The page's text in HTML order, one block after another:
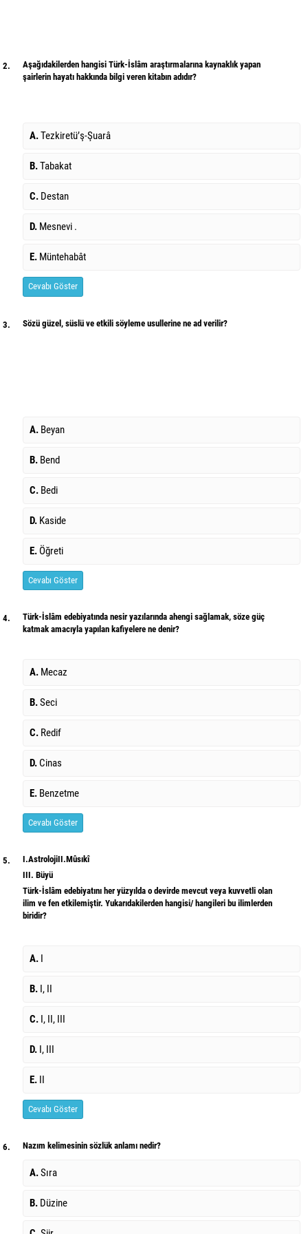
2.
Aşağıdakilerden hangisi Türk-İslâm araştırmalarına kaynaklık yapan
şairlerin hayatı hakkında bilgi veren kitabın adıdır?
A.Tezkiretü’ş-Şuarâ
B.Tabakat
C. Destan
D. Mesnevi .
E. Müntehabât
Cevabı Göster
3. Sözü güzel, süslü ve etkili söyleme usullerine ne ad verilir?
A. Beyan
B. Bend
C. Bedi
D. Kaside
E. Öğreti
Cevabı Göster
4.
Türk-İslâm edebiyatında nesir yazılarında ahengi sağlamak, söze güç
katmak amacıyla yapılan kafiyelere ne denir?
A. Mecaz
B.Seci
C. Redif
D.Cinas
E. Benzetme
Cevabı Göster
5.
I.AstrolojiII.Mûsıkî
III. Büyü
Türk-İslâm edebiyatını her yüzyılda o devirde mevcut veya kuvvetli olan
ilim ve fen etkilemiştir. Yukarıdakilerden hangisi/ hangileri bu ilimlerden
biridir?
A. I
B. I, II
C. I, II, III
D. I, III
E. II
Cevabı Göster
6. Nazım kelimesinin sözlük anlamı nedir?
A.Sıra
B. Düzine